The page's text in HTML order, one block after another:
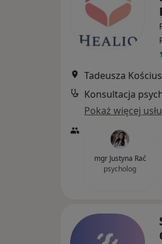
Tadeusza
Konsultacja
Pokaż więcej
mgr Justyna Rać
psycholog